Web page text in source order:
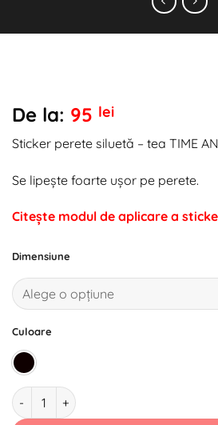
De la: 95 lei
Sticker perete siluetă – tea TIME
Se lipește foarte ușor pe perete.
Citește modul de aplicare a
Dimensiune
Culoare
Cantitate Sticker perete siluetă - tea